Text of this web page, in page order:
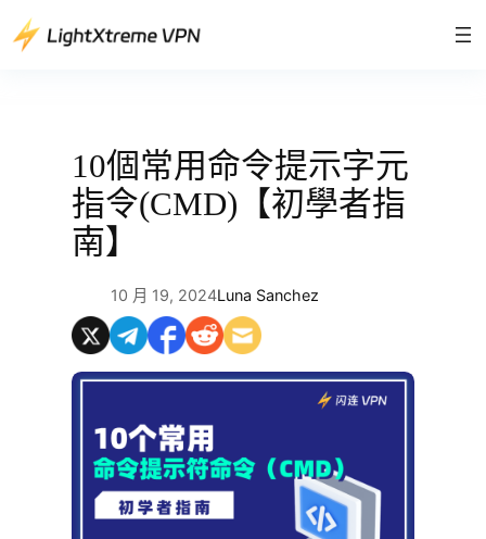
至
10個常用命令提示字元
指令(CMD)【初學者指
南】
10 月 19, 2024Luna Sanchez